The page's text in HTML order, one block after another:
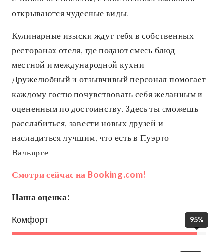
открываются чудесные виды.
Кулинарные изыски ждут тебя в собственных
ресторанах отеля, где подают смесь блюд
местной и международной кухни.
Дружелюбный и отзывчивый персонал помогает
каждому гостю почувствовать себя желанным и
оцененным по достоинству. Здесь ты сможешь
расслабиться, завести новых друзей и
насладиться лучшим, что есть в Пуэрто-
Вальярте.
Смотри сейчас на Booking.com!
Наша оценка:
Комфорт 95%